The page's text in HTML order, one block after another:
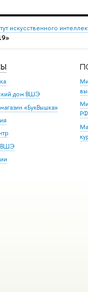
искусственного
дом ВШЭ
«БукВышка»
ВШЭ
РФ